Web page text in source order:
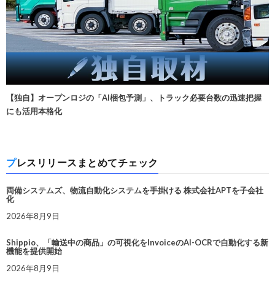
【独自】オープンロジの「AI梱包予測」、トラック必要台数の迅速把握
にも活用本格化
プレスリリースまとめてチェック
両備システムズ、物流自動化システムを手掛ける 株式会社APTを子会社
化
2026年8月9日
Shippio、「輸送中の商品」の可視化をInvoiceのAI-OCRで自動化する新
機能を提供開始
2026年8月9日